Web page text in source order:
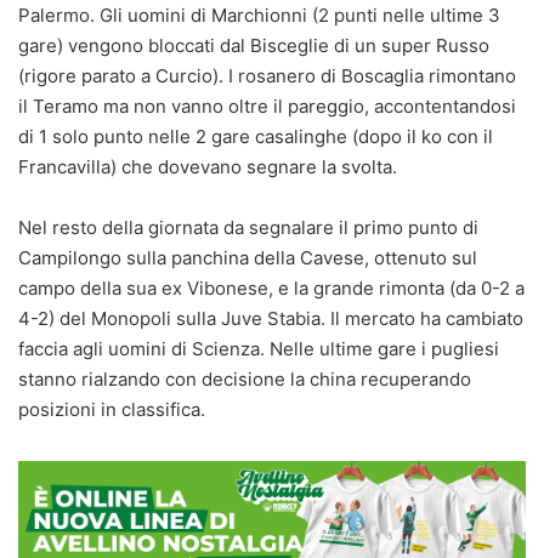
Palermo. Gli uomini di Marchionni (2 punti nelle ultime 3
gare) vengono bloccati dal Bisceglie di un super Russo
(rigore parato a Curcio). I rosanero di Boscaglia rimontano
il Teramo ma non vanno oltre il pareggio, accontentandosi
di 1 solo punto nelle 2 gare casalinghe (dopo il ko con il
Francavilla) che dovevano segnare la svolta.
Nel resto della giornata da segnalare il primo punto di
Campilongo sulla panchina della Cavese, ottenuto sul
campo della sua ex Vibonese, e la grande rimonta (da 0-2 a
4-2) del Monopoli sulla Juve Stabia. Il mercato ha cambiato
faccia agli uomini di Scienza. Nelle ultime gare i pugliesi
stanno rialzando con decisione la china recuperando
posizioni in classifica.